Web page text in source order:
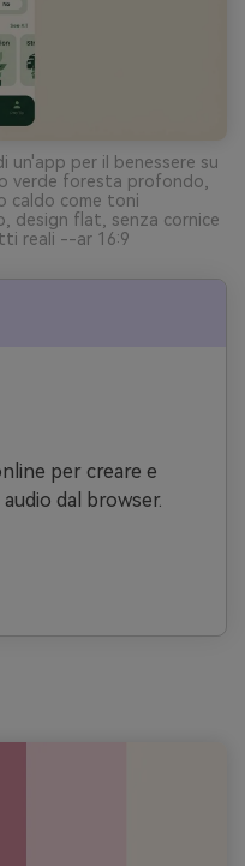
un'app per il benessere su
verde foresta profondo,
caldo come toni
design flat, senza cornice
reali --ar 16:9
per creare e
dal browser.